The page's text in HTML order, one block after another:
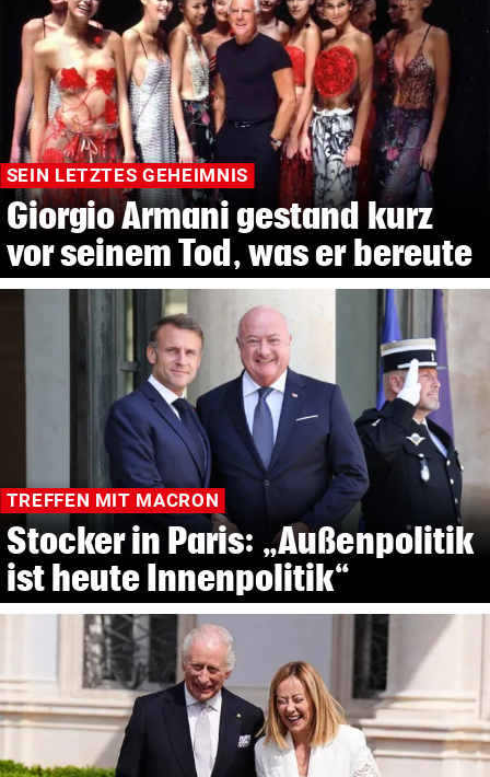
SEIN LETZTES GEHEIMNIS
Giorgio Armani gestand kurz
vor seinem Tod, was er bereute
TREFFEN MIT MACRON
Stocker in Paris: „Außenpolitik
ist heute Innenpolitik“